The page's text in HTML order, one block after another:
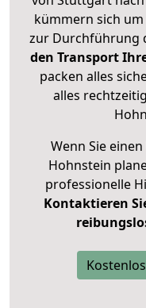
kümmern sich
zur Durchführung
den Transport
packen alles
alles
Wenn Sie
Hohnstein
professionelle
Kontaktieren